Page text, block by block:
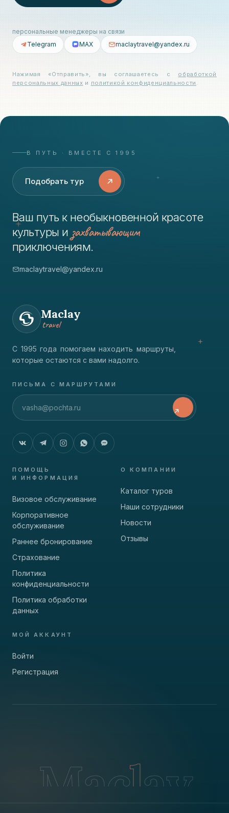
персональные менеджеры на связи
Telegram
MAX maclaytravel@yandex.ru
Нажимая «Отправить», вы соглашаетесь с
обработкой
персональных данных и политикой конфиденциальности
В ПУТЬ · ВМЕСТЕ С 1995
Подобрать тур
Ваш путь к необыкновенной красоте
культуры и захватывающим
приключениям.
maclaytravel@yandex.ru
Maclay
travel
С 1995 года помогаем находить маршруты,
которые остаются с вами надолго.
ПИСЬМА С МАРШРУТАМИ
ПОМОЩЬ
И ИНФОРМАЦИЯ
Визовое обслуживание
Корпоративное
обслуживание
Раннее бронирование
Страхование
Политика
конфиденциальности
Политика обработки
данных
О КОМПАНИИ
Каталог туров
Наши сотрудники
Новости
Отзывы
МОЙ АККАУНТ
Войти
Регистрация
Maclay